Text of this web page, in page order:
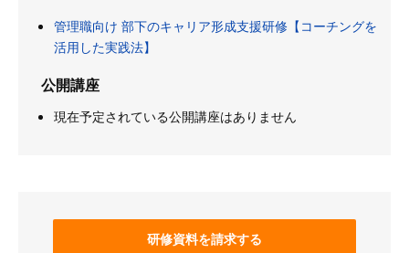
管理職向け 部下のキャリア形成支援研修【コーチングを
活用した実践法】
公開講座
現在予定されている公開講座はありません
研修資料を請求する